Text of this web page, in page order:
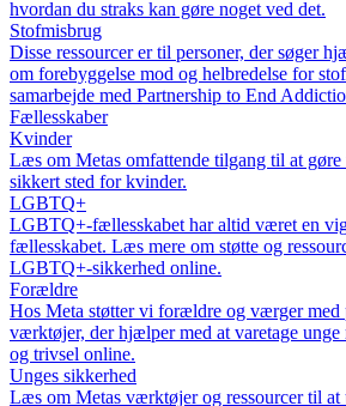
hvordan du straks kan gøre noget ved det.
Stofmisbrug
Disse ressourcer er til personer, der søger
om forebyggelse mod og helbredelse for
samarbejde med Partnership to End
Fællesskaber
Kvinder
Læs om Metas omfattende tilgang til at
sikkert sted for kvinder.
LGBTQ+
LGBTQ+-fællesskabet har altid været en
fællesskabet. Læs mere om støtte og
LGBTQ+-sikkerhed online.
Forældre
Hos Meta støtter vi forældre og værger med
værktøjer, der hjælper med at varetage unge
og trivsel online.
Unges sikkerhed
Læs om Metas værktøjer og ressourcer til